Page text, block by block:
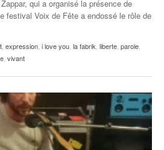
qui a organisé la présence de
festival Voix de Fête a endossé le rôle de
expression i love you la fabrik liberte parole
vivant